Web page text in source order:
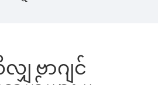
ျှ ဗာဂျင်